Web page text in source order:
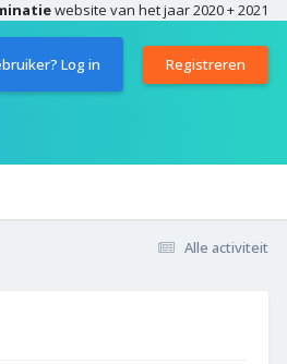
website van het jaar 2020 + 2021
Log in Registreren
Alle activiteit